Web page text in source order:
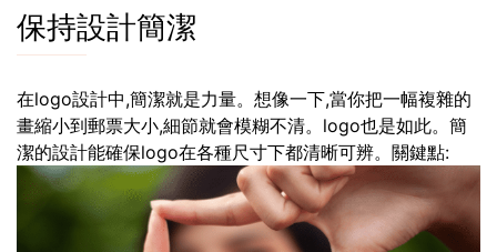
保持設計簡潔
在logo設計中,簡潔就是力量。想像一下,當你把一幅複雜的
畫縮小到郵票大小,細節就會模糊不清。logo也是如此。簡
潔的設計能確保logo在各種尺寸下都清晰可辨。關鍵點: